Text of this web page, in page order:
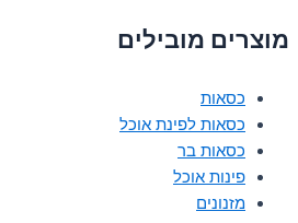
מוצרים מובילים
כסאות
כסאות לפינת אוכל
כסאות בר
פינות אוכל
מזנונים